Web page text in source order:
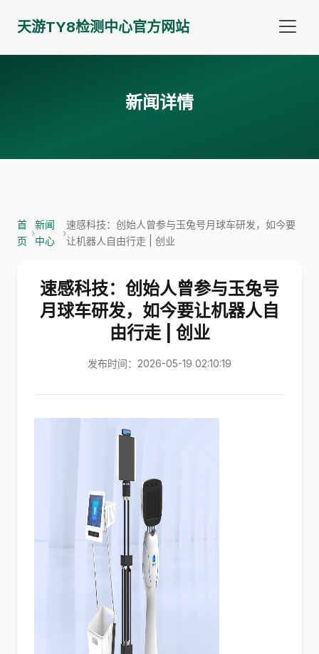
天游TY8检测中心官方网站
新闻详情
首
页
›
新闻
中心
›
速感科技：创始人曾参与玉兔号月球车研发，如今要
让机器人自由行走 | 创业
速感科技：创始人曾参与玉兔号
月球车研发，如今要让机器人自
由行走 | 创业
发布时间：2026-05-19 02:10:19